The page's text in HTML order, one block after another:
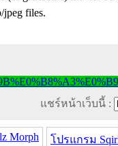
jpeg files.
แชร์หน้าเว็บนี้ :
Morph โปรแกรม